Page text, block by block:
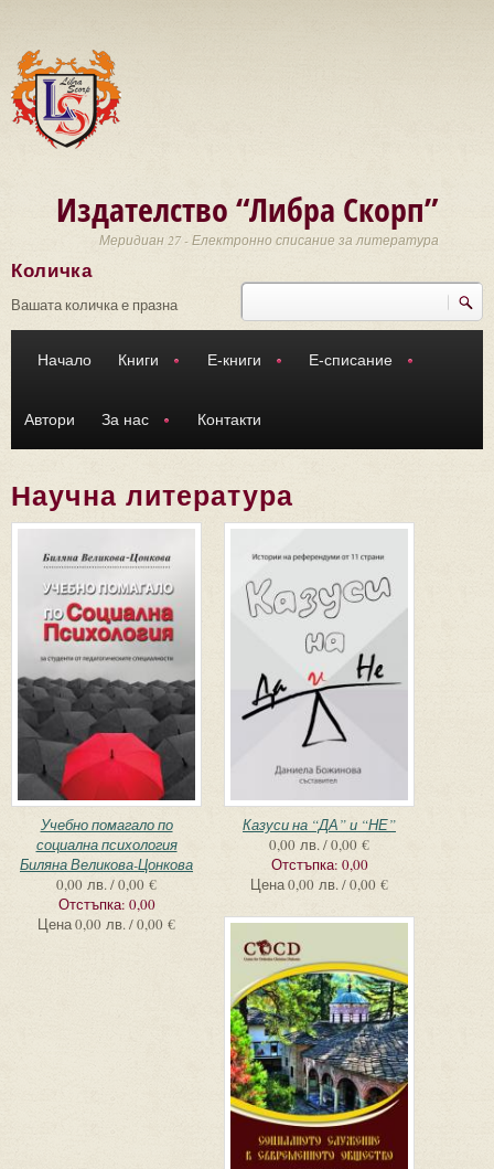
Издателство “Либра Скорп”
Меридиан 27 - Електронно списание за литература
Търси
Количка
Вашата количка е празна
Начало Книги Е-книги Е-списание
Автори За нас Контакти
Научна литература
Учебно помагало по
социална психология
Биляна Великова-Цонкова
0,00 лв. / 0,00 €
Отстъпка: 0,00
Цена0,00 лв. / 0,00 €
Казуси на “ДА” и “НЕ”
0,00 лв. / 0,00 €
Отстъпка: 0,00
Цена0,00 лв. / 0,00 €
Страници